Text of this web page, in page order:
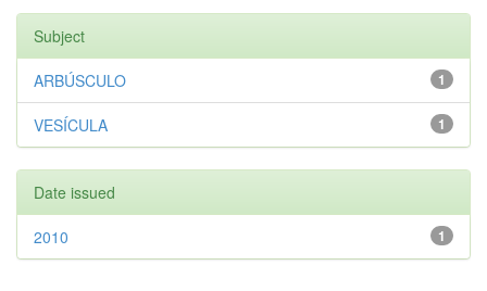
Subject
1
ARBÚSCULO
1
VESÍCULA
Date issued
1
2010